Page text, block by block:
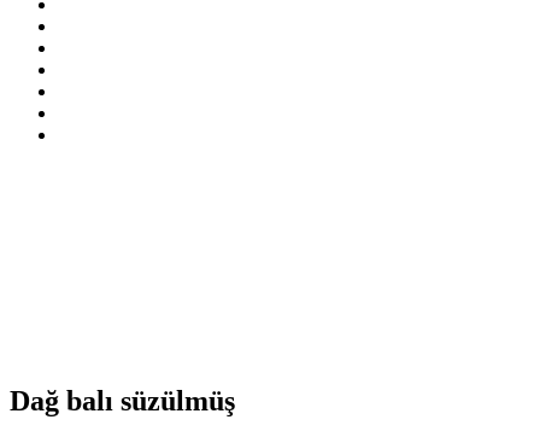
Dağ balı süzülmüş